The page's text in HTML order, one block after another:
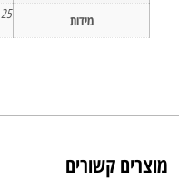
מידות 25 × 5 × 5 סנטימטרים
מוצרים קשורים